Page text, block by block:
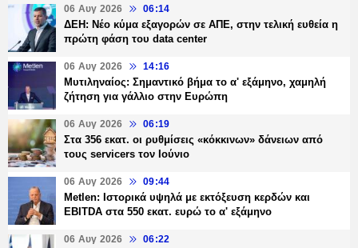
06 Αυγ 2026 06:14
ΔΕΗ: Νέο κύμα εξαγορών σε ΑΠΕ, στην τελική ευθεία η
πρώτη φάση του data center
06 Αυγ 2026 14:16
Μυτιληναίος: Σημαντικό βήμα το α' εξάμηνο, χαμηλή
ζήτηση για γάλλιο στην Ευρώπη
06 Αυγ 2026 06:19
Στα 356 εκατ. οι ρυθμίσεις «κόκκινων» δάνειων από
τους servicers τον Ιούνιο
06 Αυγ 2026 09:44
Metlen: Ιστορικά υψηλά με εκτόξευση κερδών και
EBITDA στα 550 εκατ. ευρώ το α' εξάμηνο
06 Αυγ 2026 06:22